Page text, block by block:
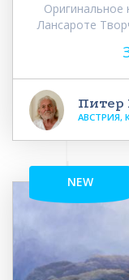
Оригинальное
Лансароте
Питер
АВСТРИЯ,
NEW